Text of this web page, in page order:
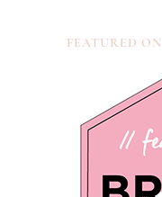
FEATURED ON